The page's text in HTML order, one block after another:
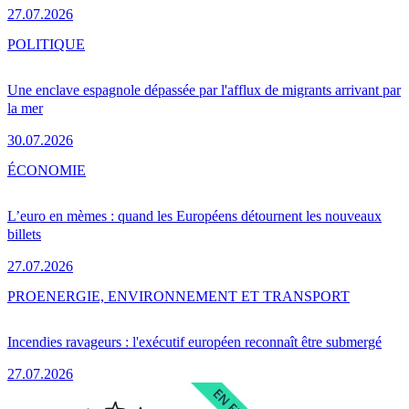
27.07.2026
Une enclave espagnole dépassée par l'afflux de migrants arrivant par
la mer
30.07.2026
POLITIQUE
L’euro en mèmes : quand les Européens détournent les nouveaux
billets
27.07.2026
ÉCONOMIE
Incendies ravageurs : l'exécutif européen reconnaît être submergé
27.07.2026
PROENERGIE, ENVIRONNEMENT ET TRANSPORT